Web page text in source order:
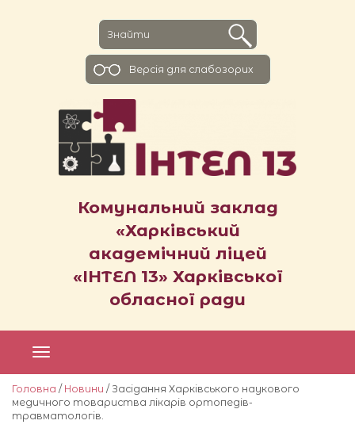
Комунальний заклад
«Харківський
академічний ліцей
«ІНТЕЛ 13» Харківської
обласної ради
Версiя для слабозорих
Головна / Новини / Засідання Харківського наукового
медичного товариства лікарів ортопедів-
травматологів.